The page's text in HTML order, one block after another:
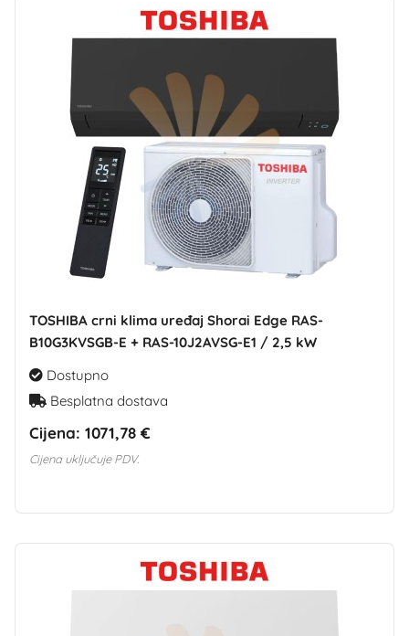
TOSHIBA crni klima uređaj Shorai Edge RAS-
B10G3KVSGB-E + RAS-10J2AVSG-E1 / 2,5 kW
Dostupno
Besplatna dostava
Cijena: 1071,78 €
Cijena uključuje PDV.